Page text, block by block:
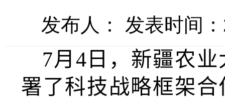
发布人： 发表时间
7月 4日，新疆农
署了科技战略框架